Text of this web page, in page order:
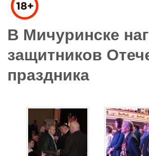
В Мичуринске
защитников
праздника